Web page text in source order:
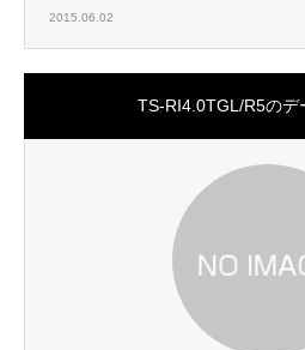
2015.06.02
TS-RI4.0TGL/R5のデ